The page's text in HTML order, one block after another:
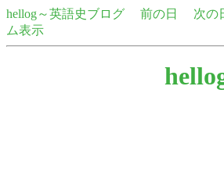
hellog～英語史ブログ 前の日 次の
ム表示